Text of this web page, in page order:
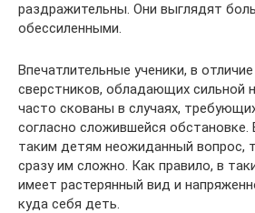
раздражительны. Они выглядят
обессиленными.
Впечатлительные ученики, в
сверстников, обладающих сильной
часто скованы в случаях,
согласно сложившейся обстановке.
таким детям неожиданный вопрос,
сразу им сложно. Как правило, в
имеет растерянный вид и
куда себя деть.